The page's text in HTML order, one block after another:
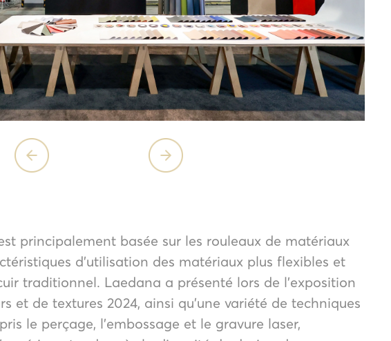
principalement basée sur les rouleaux de matériaux
d’utilisation des matériaux plus flexibles et
traditionnel. Laedana a présenté lors de l’exposition
et de textures 2024, ainsi qu’une variété de techniques
le perçage, l’embossage et le gravure laser,